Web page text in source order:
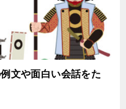
文や面白い会話をた